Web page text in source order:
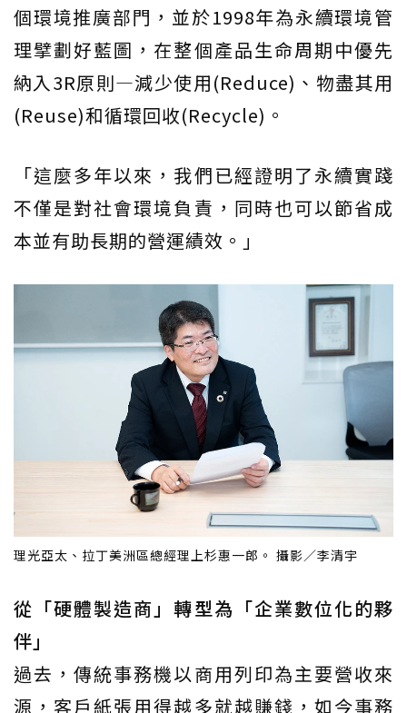
個環境推廣部門，並於1998年為永續環境管
理擘劃好藍圖，在整個產品生命周期中優先
納入3R原則—減少使用(Reduce)、物盡其用
(Reuse)和循環回收(Recycle)。
「這麼多年以來，我們已經證明了永續實踐
不僅是對社會環境負責，同時也可以節省成
本並有助長期的營運績效。」
理光亞太、拉丁美洲區總經理上杉惠一郎。 攝影／李清宇
從「硬體製造商」轉型為「企業數位化的夥
伴」
過去，傳統事務機以商用列印為主要營收來
源，客戶紙張用得越多就越賺錢，如今事務